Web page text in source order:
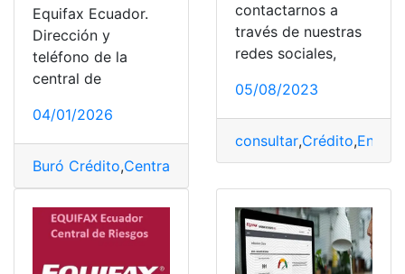
Equifax Ecuador.
Dirección y
teléfono de la
central de
04/01/2026
Buró Crédito,Central de Riesgos,Ecuador,EQUIFAX,
contactarnos a
través de nuestras
redes sociales,
05/08/2023
consultar,Crédito,En